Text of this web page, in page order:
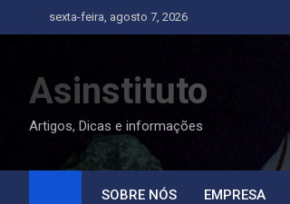
to
sexta-feira, agosto 7, 2026
Asinstituto
Artigos, Dicas e informações
SOBRE NÓS EMPRESA